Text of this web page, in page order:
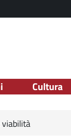
Cultura
viabilità